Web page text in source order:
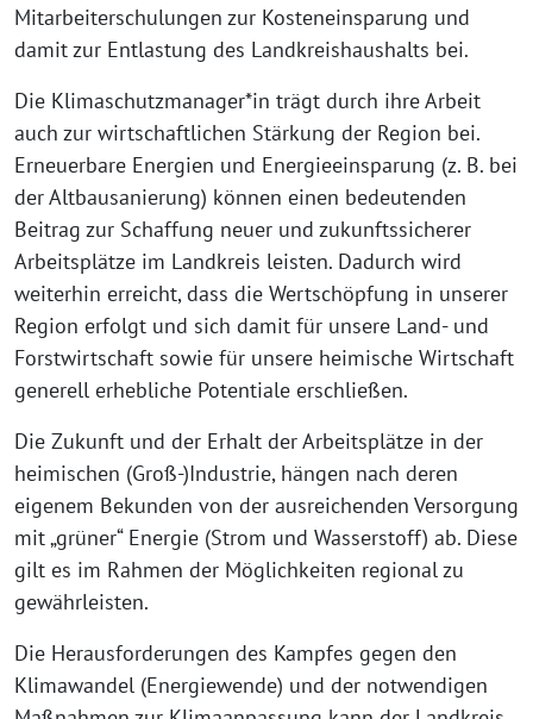
Mitarbeiterschulungen zur Kosteneinsparung und
damit zur Entlastung des Landkreishaushalts bei.
Die Klimaschutzmanager*in trägt durch ihre Arbeit
auch zur wirtschaftlichen Stärkung der Region bei.
Erneuerbare Energien und Energieeinsparung (z. B. bei
der Altbausanierung) können einen bedeutenden
Beitrag zur Schaffung neuer und zukunftssicherer
Arbeitsplätze im Landkreis leisten. Dadurch wird
weiterhin erreicht, dass die Wertschöpfung in unserer
Region erfolgt und sich damit für unsere Land- und
Forstwirtschaft sowie für unsere heimische Wirtschaft
generell erhebliche Potentiale erschließen.
Die Zukunft und der Erhalt der Arbeitsplätze in der
heimischen (Groß-)Industrie, hängen nach deren
eigenem Bekunden von der ausreichenden Versorgung
mit „grüner“ Energie (Strom und Wasserstoff) ab. Diese
gilt es im Rahmen der Möglichkeiten regional zu
gewährleisten.
Die Herausforderungen des Kampfes gegen den
Klimawandel (Energiewende) und der notwendigen